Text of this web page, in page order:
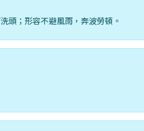
頭；形容不避風雨，奔波勞頓。